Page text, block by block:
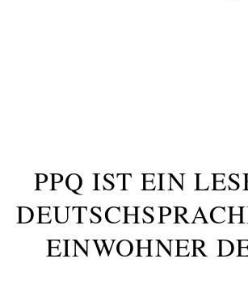
PPQ IST EIN
INWOHNER